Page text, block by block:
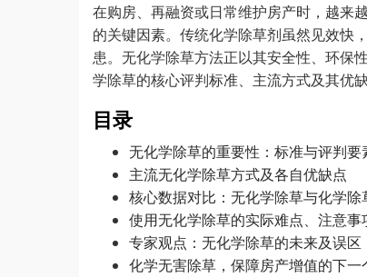
在购房、再融资或日常维护房产时，越来
的关键因素。传统化学除草剂虽然见效快
患。无化学除草方法正以其安全性、环保
学除草的核心评判标准、主流方式及其优
目录
无化学除草的重要性：标准与评判要
主流无化学除草方式及各自优缺点
核心数据对比：无化学除草与化学除
使用无化学除草的实际难点、注意事
专家观点：无化学除草的未来及误区
化学无害除草，保障房产增值的下一